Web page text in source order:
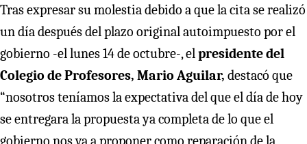
Tras expresar su molestia debido a que la cita se realizó
un día después del plazo original autoimpuesto por el
gobierno -el lunes 14 de octubre-, elpresidente del
Colegio de Profesores, Mario Aguilar, destacó que
“nosotros teníamos la expectativa del que el día de hoy
se entregara la propuesta ya completa de lo que el
gobierno nos va a proponer como reparación de la